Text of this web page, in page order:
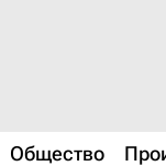
Общество